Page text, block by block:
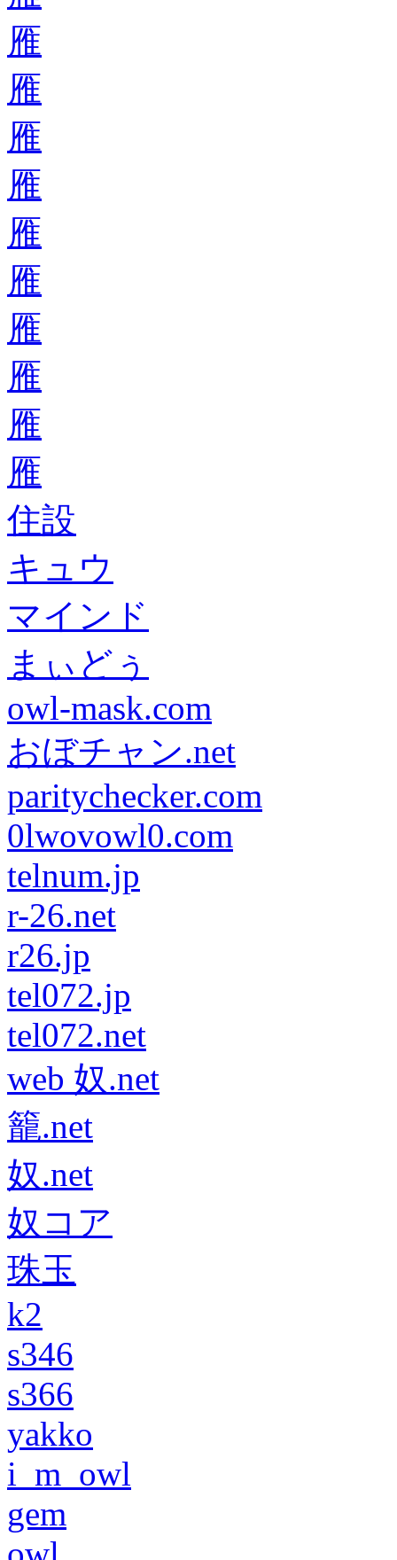
雁
雁
雁
雁
雁
雁
雁
雁
雁
雁
住設
キュウ
マインド
まぃどぅ
owl-mask.com
おぼチャン.net
paritychecker.com
0lwovowl0.com
telnum.jp
r-26.net
r26.jp
tel072.jp
tel072.net
web 奴.net
籠.net
奴.net
奴コア
珠玉
k2
s346
s366
yakko
i_m_owl
gem